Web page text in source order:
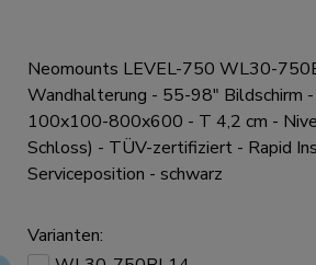
Lösungen für jede
Neomounts LEVEL-750 WL30-
Wandhalterung - 55-98" Bildschirm
100x100-800x600 - T 4,2 cm -
Schloss) - TÜV-zertifiziert - Rapid
Serviceposition - schwarz
Varianten: